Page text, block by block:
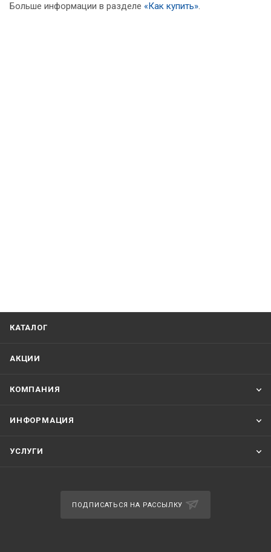
Больше информации в разделе «Как купить».
КАТАЛОГ
АКЦИИ
КОМПАНИЯ
ИНФОРМАЦИЯ
УСЛУГИ
ПОДПИСАТЬСЯ НА РАССЫЛКУ